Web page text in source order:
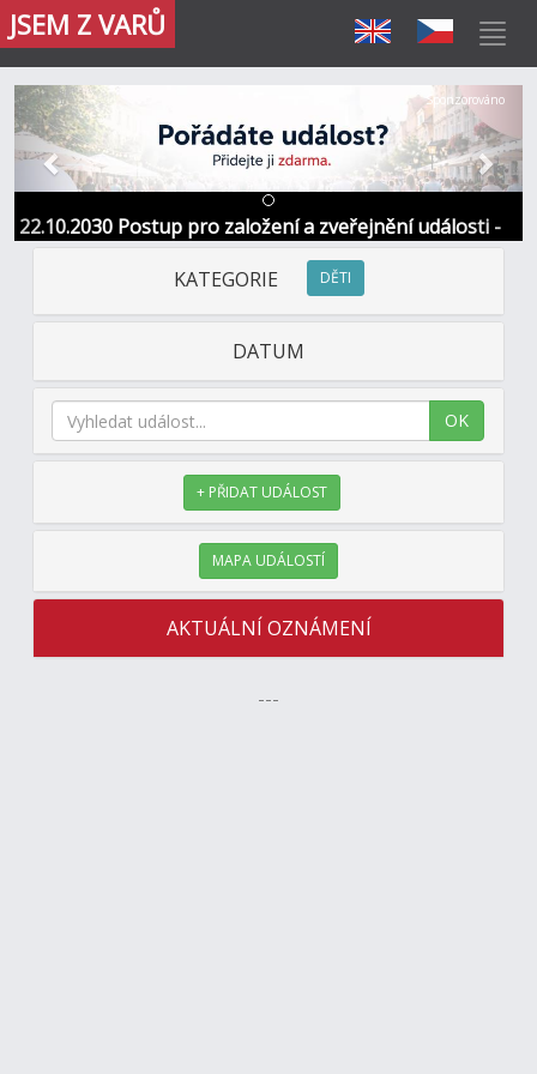
JSEM Z VARŮ
22.10.2030 Postup pro založení a zveřejnění události -
Informace / kontakt
Předchozí Další
Sponzorováno
KATEGORIE DĚTI
DATUM
OK
+ PŘIDAT UDÁLOST
MAPA UDÁLOSTÍ
AKTUÁLNÍ OZNÁMENÍ
---